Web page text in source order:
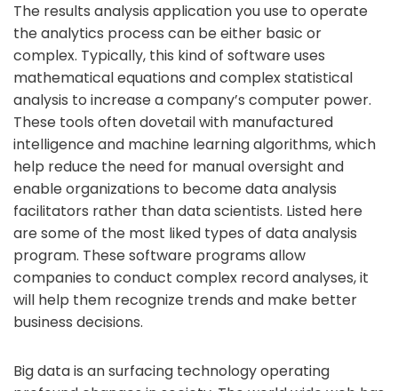
The results analysis application you use to operate
the analytics process can be either basic or
complex. Typically, this kind of software uses
mathematical equations and complex statistical
analysis to increase a company’s computer power.
These tools often dovetail with manufactured
intelligence and machine learning algorithms, which
help reduce the need for manual oversight and
enable organizations to become data analysis
facilitators rather than data scientists. Listed here
are some of the most liked types of data analysis
program. These software programs allow
companies to conduct complex record analyses, it
will help them recognize trends and make better
business decisions.
Big data is an surfacing technology operating